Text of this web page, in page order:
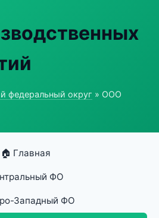
федеральный округ » ООО
🏠 Главная
ФО
Западный ФО